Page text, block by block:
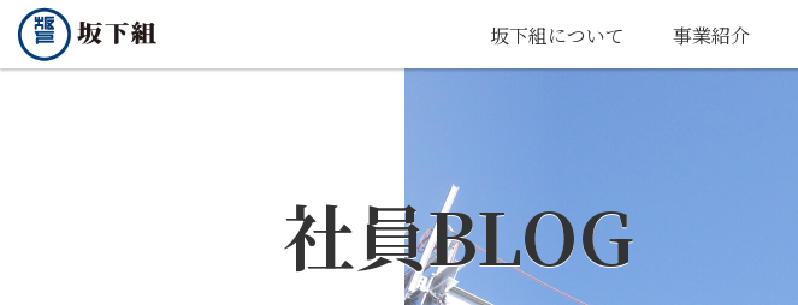
坂下組について 事業紹介
社員BLOG